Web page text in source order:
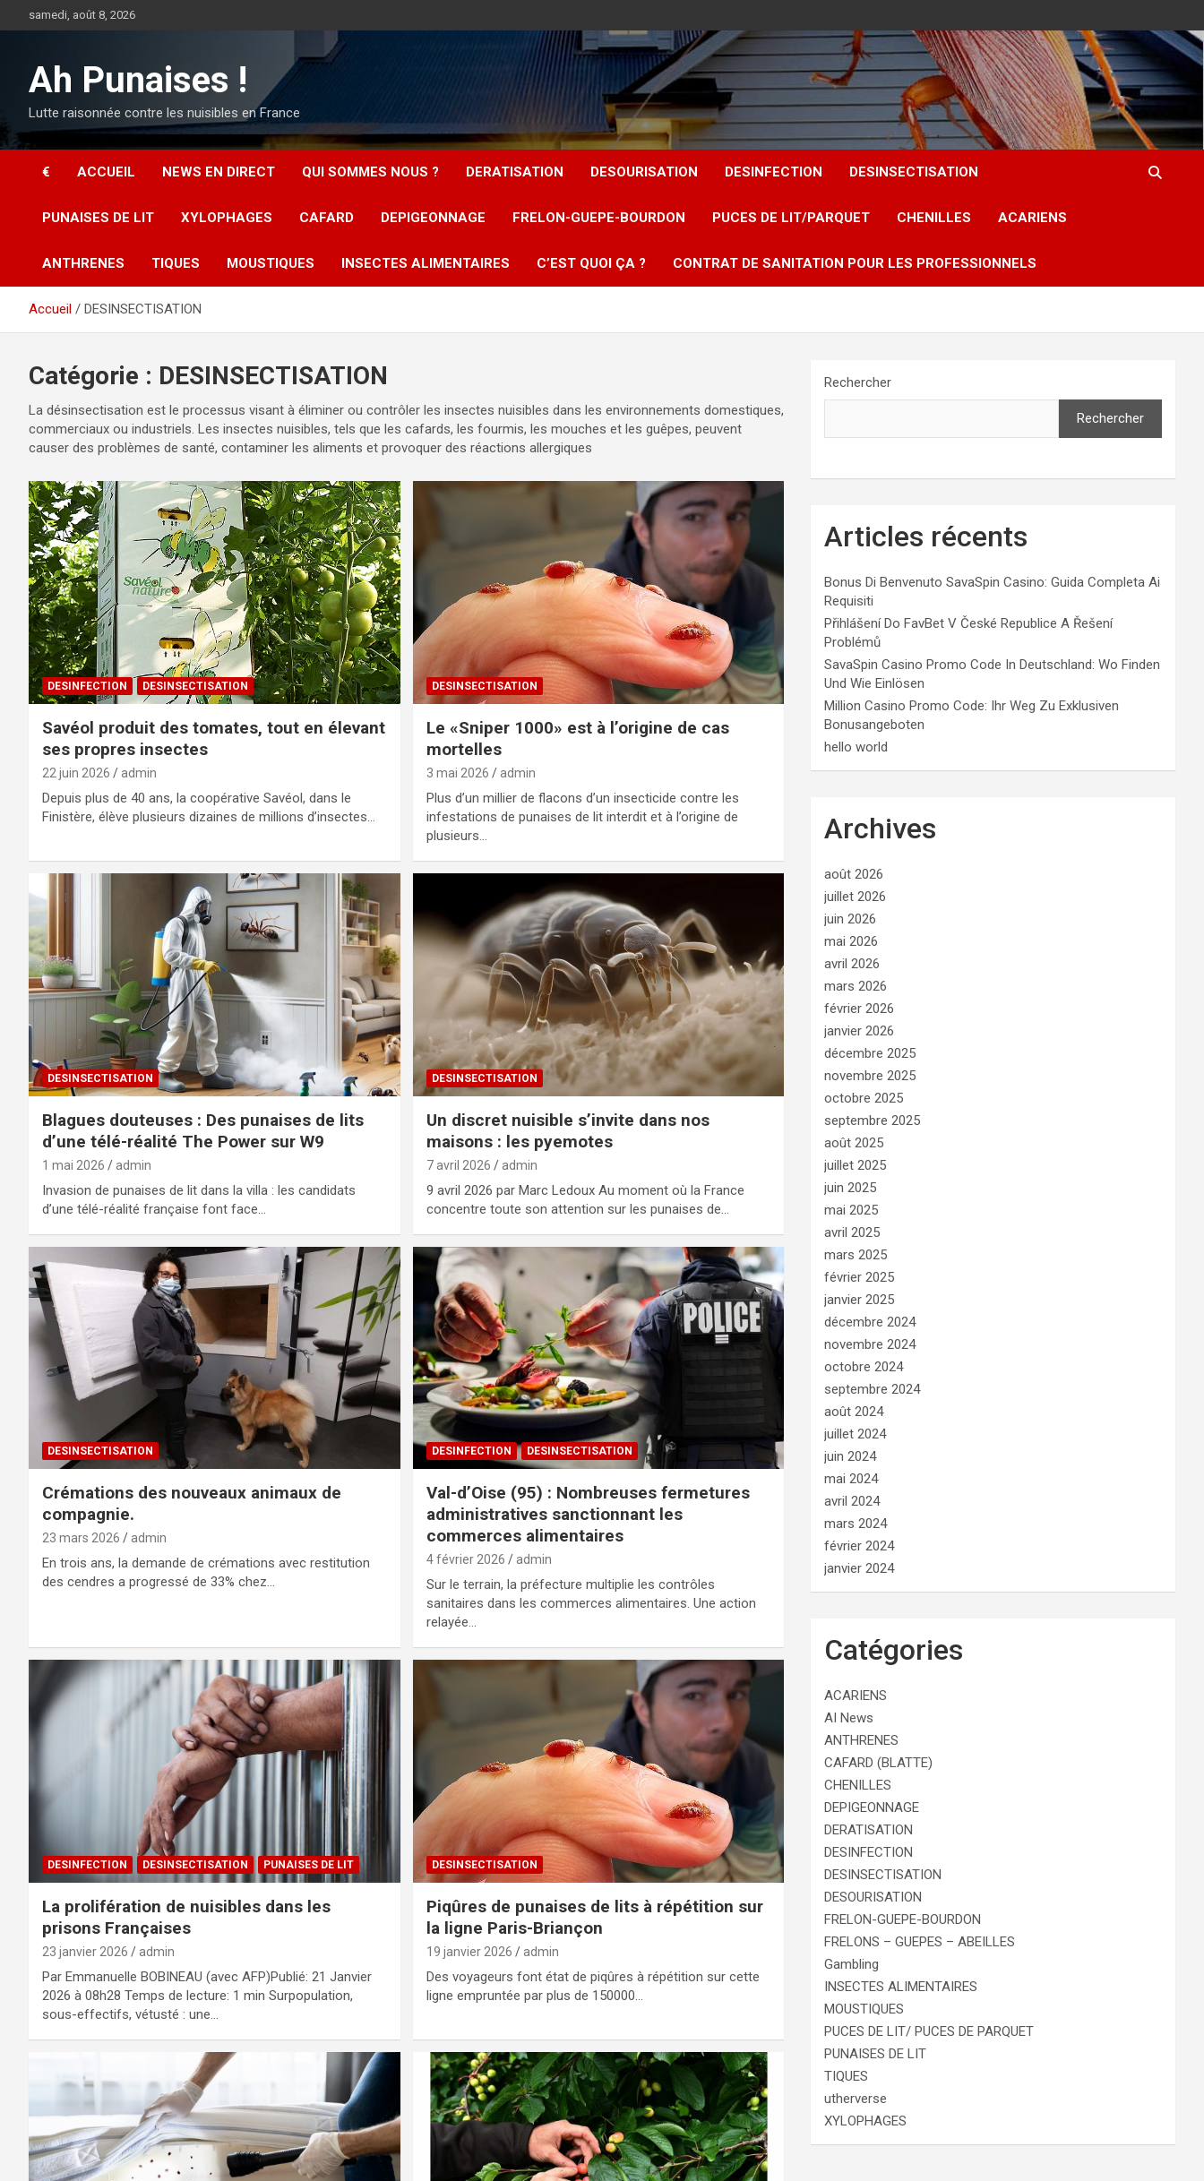
au
samedi, août 8, 2026
Ah Punaises !
Lutte raisonnée contre les nuisibles en France
€ ACCUEIL NEWS EN DIRECT QUI SOMMES NOUS ? DERATISATION DESOURISATION DESINFECTION DESINSECTISATION
PUNAISES DE LIT XYLOPHAGES CAFARD DEPIGEONNAGE FRELON-GUEPE-BOURDON PUCES DE LIT/PARQUET CHENILLES ACARIENS
ANTHRENES TIQUES MOUSTIQUES INSECTES ALIMENTAIRES C’EST QUOI ÇA ? CONTRAT DE SANITATION POUR LES PROFESSIONNELS
Accueil DESINSECTISATION
Catégorie : DESINSECTISATION
La désinsectisation est le processus visant à éliminer ou contrôler les insectes nuisibles dans les environnements domestiques,
commerciaux ou industriels. Les insectes nuisibles, tels que les cafards, les fourmis, les mouches et les guêpes, peuvent
causer des problèmes de santé, contaminer les aliments et provoquer des réactions allergiques
DESINFECTION DESINSECTISATION
Savéol produit des tomates, tout en élevant
ses propres insectes
22 juin 2026 admin
Depuis plus de 40 ans, la coopérative Savéol, dans le
Finistère, élève plusieurs dizaines de millions d’insectes…
DESINSECTISATION
Le «Sniper 1000» est à l’origine de cas
mortelles
3 mai 2026 admin
Plus d’un millier de flacons d’un insecticide contre les
infestations de punaises de lit interdit et à l’origine de
plusieurs…
DESINSECTISATION
Blagues douteuses : Des punaises de lits
d’une télé-réalité The Power sur W9
1 mai 2026 admin
Invasion de punaises de lit dans la villa : les candidats
d’une télé-réalité française font face…
DESINSECTISATION
Un discret nuisible s’invite dans nos
maisons : les pyemotes
7 avril 2026 admin
9 avril 2026 par Marc Ledoux Au moment où la France
concentre toute son attention sur les punaises de…
DESINSECTISATION
Crémations des nouveaux animaux de
compagnie.
23 mars 2026 admin
En trois ans, la demande de crémations avec restitution
des cendres a progressé de 33% chez…
DESINFECTION DESINSECTISATION
Val-d’Oise (95) : Nombreuses fermetures
administratives sanctionnant les
commerces alimentaires
4 février 2026 admin
Sur le terrain, la préfecture multiplie les contrôles
sanitaires dans les commerces alimentaires. Une action
relayée…
DESINFECTION DESINSECTISATION PUNAISES DE LIT
La prolifération de nuisibles dans les
prisons Françaises
23 janvier 2026 admin
Par Emmanuelle BOBINEAU (avec AFP)Publié: 21 Janvier
2026 à 08h28 Temps de lecture: 1 min Surpopulation,
sous-effectifs, vétusté : une…
DESINSECTISATION
Piqûres de punaises de lits à répétition sur
la ligne Paris-Briançon
19 janvier 2026 admin
Des voyageurs font état de piqûres à répétition sur cette
ligne empruntée par plus de 150000…
Rechercher
Rechercher
Articles récents
Bonus Di Benvenuto SavaSpin Casino: Guida Completa Ai
Requisiti
Přihlášení Do FavBet V České Republice A Řešení
Problémů
SavaSpin Casino Promo Code In Deutschland: Wo Finden
Und Wie Einlösen
Million Casino Promo Code: Ihr Weg Zu Exklusiven
Bonusangeboten
hello world
Archives
août 2026
juillet 2026
juin 2026
mai 2026
avril 2026
mars 2026
février 2026
janvier 2026
décembre 2025
novembre 2025
octobre 2025
septembre 2025
août 2025
juillet 2025
juin 2025
mai 2025
avril 2025
mars 2025
février 2025
janvier 2025
décembre 2024
novembre 2024
octobre 2024
septembre 2024
août 2024
juillet 2024
juin 2024
mai 2024
avril 2024
mars 2024
février 2024
janvier 2024
Catégories
ACARIENS
AI News
ANTHRENES
CAFARD (BLATTE)
CHENILLES
DEPIGEONNAGE
DERATISATION
DESINFECTION
DESINSECTISATION
DESOURISATION
FRELON-GUEPE-BOURDON
FRELONS – GUEPES – ABEILLES
Gambling
INSECTES ALIMENTAIRES
MOUSTIQUES
PUCES DE LIT/ PUCES DE PARQUET
PUNAISES DE LIT
TIQUES
utherverse
XYLOPHAGES